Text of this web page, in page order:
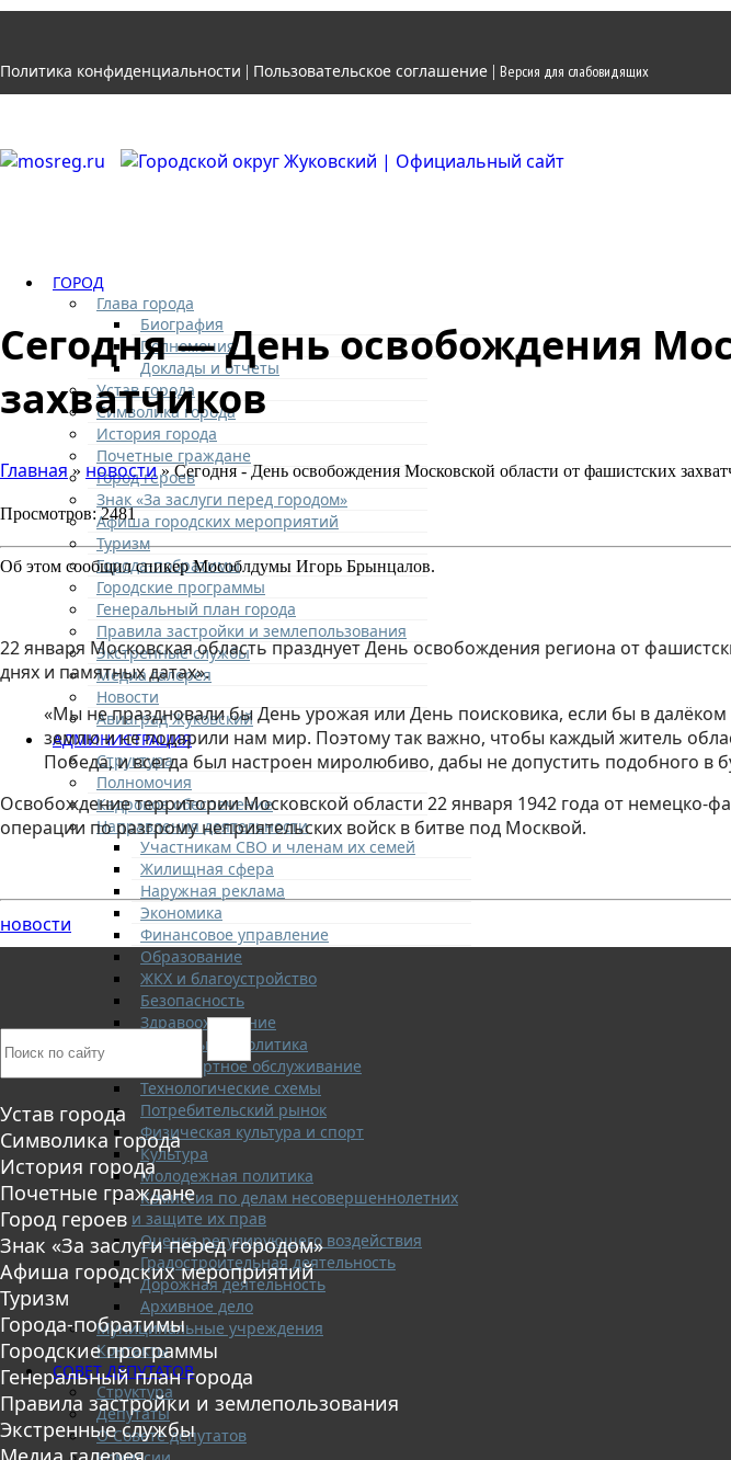
Политика конфиденциальности | Пользовательское соглашение | Версия для слабовидящих
ГОРОД
Глава города
Биография
Полномочия
Доклады и отчеты
Устав города
Символика города
История города
Почетные граждане
Город героев
Знак «За заслуги перед городом»
Афиша городских мероприятий
Туризм
Города-побратимы
Городские программы
Генеральный план города
Правила застройки и землепользования
Экстренные службы
Медиа галерея
Новости
Авиаград Жуковский
АДМИНИСТРАЦИЯ
Структура
Полномочия
Кадровое обеспечение
Направления деятельности
Участникам СВО и членам их семей
Жилищная сфера
Наружная реклама
Экономика
Финансовое управление
Образование
ЖКХ и благоустройство
Безопасность
Здравоохранение
Социальная политика
Транспортное обслуживание
Технологические схемы
Потребительский рынок
Физическая культура и спорт
Культура
Молодежная политика
Комиссия по делам несовершеннолетних
и защите их прав
Оценка регулирующего воздействия
Градостроительная деятельность
Дорожная деятельность
Архивное дело
Муниципальные учреждения
Контакты
СОВЕТ ДЕПУТАТОВ
Структура
Депутаты
О Совете депутатов
Сегодня — День освобождения
захватчиков
Главная » новости» Сегодня - День освобождения Московской области от фашистских
Просмотров: 2481
Об этом сообщил спикер Мособлдумы Игорь Брынцалов.
22 января Московская область празднует День освобождения региона от
днях и памятных датах».
«Мы не праздновали бы День урожая или День поисковика, если бы в
землю и не подарили нам мир. Поэтому так важно, чтобы каждый житель
Победа, и всегда был настроен миролюбиво, дабы не допустить подобного в
Освобождение территории Московской области 22 января 1942 года от немецко-
операции по разгрому неприятельских войск в битве под Москвой.
новости
Устав города
Символика города
История города
Почетные граждане
Город героев
Знак «За заслуги перед городом»
Афиша городских мероприятий
Туризм
Города-побратимы
Городские программы
Генеральный план города
Правила застройки и землепользования
Экстренные службы